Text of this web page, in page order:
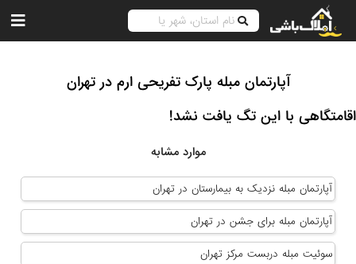
آپارتمان مبله پارک تفریحی ارم در تهران
اقامتگاهی با این تگ یافت نشد!
موارد مشابه
آپارتمان مبله نزدیک به بیمارستان در تهران
آپارتمان مبله برای جشن در تهران
سوئیت مبله دربست مرکز تهران